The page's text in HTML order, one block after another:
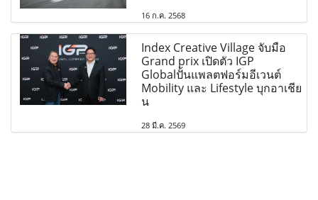
16 ก.ค. 2568
Index Creative Village จับมือ
Grand prix เปิดตัว IGP
Globalปั้นแพลตฟอร์มอีเวนต์
Mobility และ Lifestyle บุกอาเชีย
น
28 มี.ค. 2569